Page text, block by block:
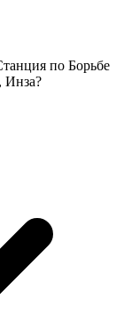
по Борьбе
Инза?